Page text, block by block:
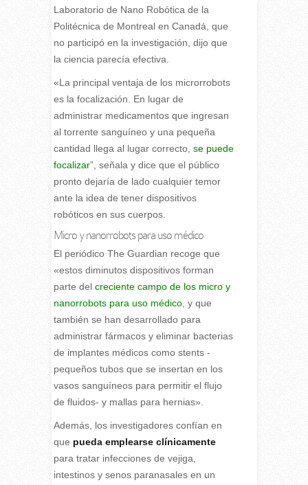
Laboratorio de Nano Robótica de la
Politécnica de Montreal en Canadá, que
no participó en la investigación, dijo que
la ciencia parecía efectiva.
«La principal ventaja de los microrrobots
es la focalización. En lugar de
administrar medicamentos que ingresan
al torrente sanguíneo y una pequeña
cantidad llega al lugar correcto, se puede
focalizar”, señala y dice que el público
pronto dejaría de lado cualquier temor
ante la idea de tener dispositivos
robóticos en sus cuerpos.
Micro y nanorrobots para uso médico
El periódico The Guardian recoge que
«estos diminutos dispositivos forman
parte del creciente campo de los micro y
nanorrobots para uso médico, y que
también se han desarrollado para
administrar fármacos y eliminar bacterias
de implantes médicos como stents -
pequeños tubos que se insertan en los
vasos sanguíneos para permitir el flujo
de fluidos- y mallas para hernias».
Además, los investigadores confían en
que pueda emplearse clínicamente
para tratar infecciones de vejiga,
intestinos y senos paranasales en un